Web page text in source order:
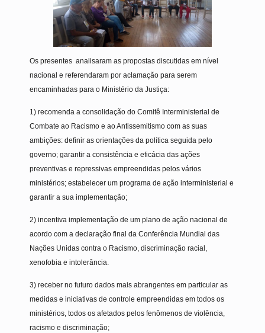
Os presentes analisaram as propostas discutidas em nível
nacional e referendaram por aclamação para serem
encaminhadas para o Ministério da Justiça:
1) recomenda a consolidação do Comitê Interministerial de
Combate ao Racismo e ao Antissemitismo com as suas
ambições: definir as orientações da política seguida pelo
governo; garantir a consistência e eficácia das ações
preventivas e repressivas empreendidas pelos vários
ministérios; estabelecer um programa de ação interministerial e
garantir a sua implementação;
2) incentiva implementação de um plano de ação nacional de
acordo com a declaração final da Conferência Mundial das
Nações Unidas contra o Racismo, discriminação racial,
xenofobia e intolerância.
3) receber no futuro dados mais abrangentes em particular as
medidas e iniciativas de controle empreendidas em todos os
ministérios, todos os afetados pelos fenômenos de violência,
racismo e discriminação;